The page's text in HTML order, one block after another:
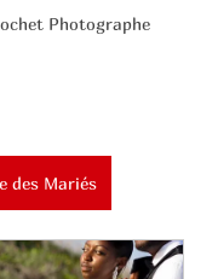
Photographe
des Mariés